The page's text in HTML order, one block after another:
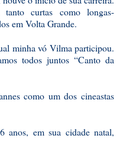
curtas como longas-
em Volta Grande.
minha vó Vilma participou.
todos juntos “Canto da
como um dos cineastas
anos, em sua cidade natal,